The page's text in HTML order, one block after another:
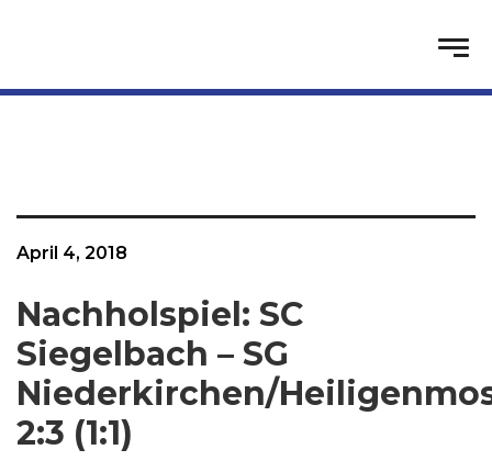
April 4, 2018
Nachholspiel: SC
Siegelbach – SG
Niederkirchen/
2:3 (1:1)